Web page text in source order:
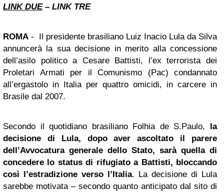
LINK DUE– LINK TRE
ROMA - Il presidente brasiliano Luiz Inacio Lula da Silva
annuncerà la sua decisione in merito alla concessione
dell’asilo politico a Cesare Battisti, l’ex terrorista dei
Proletari Armati per il Comunismo (Pac) condannato
all’ergastolo in Italia per quattro omicidi, in carcere in
Brasile dal 2007.
Secondo il quotidiano brasiliano Folhia de S.Paulo, la
decisione di Lula, dopo aver ascoltato il parere
dell’Avvocatura generale dello Stato, sarà quella di
concedere lo status di rifugiato a Battisti, bloccando
così l’estradizione verso l’Italia. La decisione di Lula
sarebbe motivata – secondo quanto anticipato dal sito di